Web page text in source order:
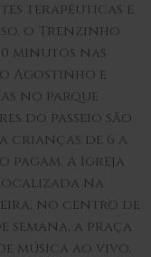
terapêuticas e
o Trenzinho
minutos nas
Agostinho e
no parque
do passeio são
crianças de 6 a
pagam. A Igreja
na
no centro de
semana, a praça
música ao vivo,